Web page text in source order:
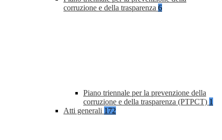
corruzione e della trasparenza 6
Piano triennale per la prevenzione della
corruzione e della trasparenza (PTPCT) 1
Atti generali 172